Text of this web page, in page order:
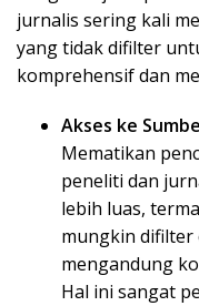
jurnalis sering kali
yang tidak difilter
komprehensif dan
Akses ke
Mematikan
peneliti dan
lebih luas,
mungkin difilter
mengandung
Hal ini sangat